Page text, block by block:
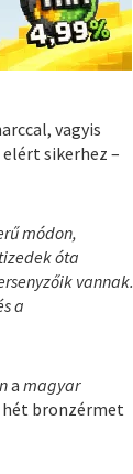
vagyis
sikerhez –
módon,
óta
vannak.
a
amagyar
hét bronzérmet